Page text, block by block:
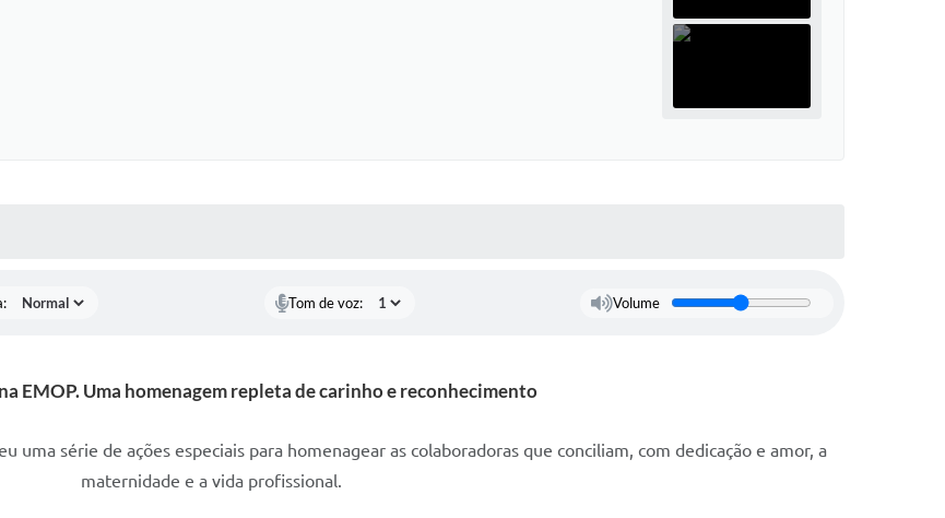
Tom de voz: Volume
EMOP. Uma homenagem repleta de carinho e reconhecimento
uma série de ações especiais para homenagear as colaboradoras que conciliam, com dedicação e amor, a
maternidade e a vida profissional.